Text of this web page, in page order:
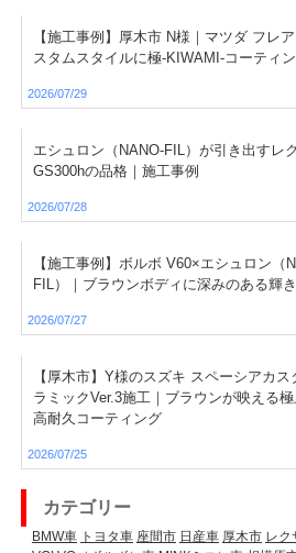
【施工事例】厚木市 N様｜マツダ フレ
スタムスタイルに極-KIWAMI-コーティ
2026/07/29
エシュロン（NANO-FIL）が引き出すレ
GS300hの品格｜施工事例
2026/07/28
【施工事例】ボルボ V60×エシュロン（
FIL）｜ブラウンボディに深みのある輝
2026/07/27
【厚木市】Y様のスズキ スペーシアカス
ラミックVer.3施工｜ブラウンが映える極
高耐久コーティング
2026/07/25
カテゴリー
BMW車 トヨタ車 座間市 日産車 厚木市 レク